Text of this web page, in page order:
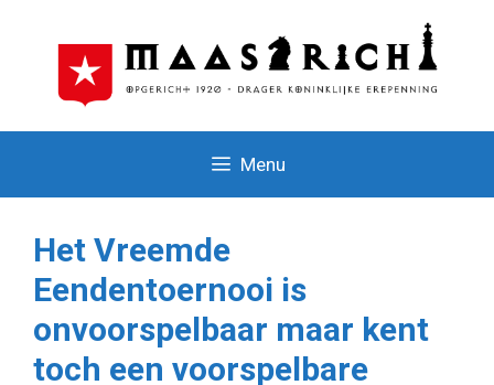
Menu
Het Vreemde
Eendentoernooi is
onvoorspelbaar maar kent
toch een voorspelbare